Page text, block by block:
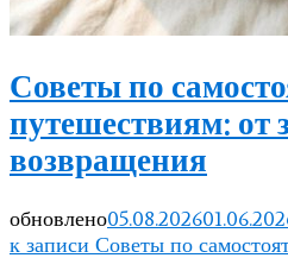
Советы по
путешествиям: от
возвращения
обновлено05.08.2026
к записи Советы по